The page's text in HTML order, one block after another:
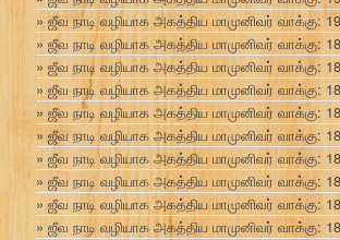
ஜீவ நாடி வழியாக அகத்திய மாமுனிவர் வாக்கு:
ஜீவ நாடி வழியாக அகத்திய மாமுனிவர் வாக்கு:
ஜீவ நாடி வழியாக அகத்திய மாமுனிவர் வாக்கு:
ஜீவ நாடி வழியாக அகத்திய மாமுனிவர் வாக்கு:
ஜீவ நாடி வழியாக அகத்திய மாமுனிவர் வாக்கு:
ஜீவ நாடி வழியாக அகத்திய மாமுனிவர் வாக்கு:
ஜீவ நாடி வழியாக அகத்திய மாமுனிவர் வாக்கு:
ஜீவ நாடி வழியாக அகத்திய மாமுனிவர் வாக்கு:
ஜீவ நாடி வழியாக அகத்திய மாமுனிவர் வாக்கு:
ஜீவ நாடி வழியாக அகத்திய மாமுனிவர் வாக்கு: